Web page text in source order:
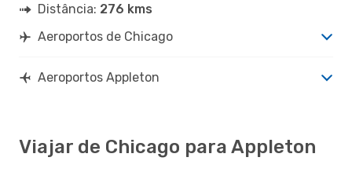
Distância: 276 kms
Aeroportos de Chicago
Aeroportos Appleton
Viajar de Chicago para Appleton